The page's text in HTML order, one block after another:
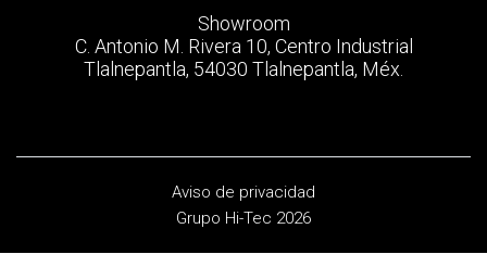
Showroom
C. Antonio M. Rivera 10, Centro Industrial
Tlalnepantla, 54030 Tlalnepantla, Méx.
Aviso de privacidad
Grupo Hi-Tec 2026